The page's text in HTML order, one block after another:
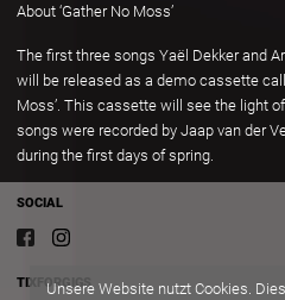
About ‘Gather No Moss’
The first three songs Yaël Dekker and
will be released as a demo cassette
Moss’. This cassette will see the light
songs were recorded by Jaap van der
during the first days of spring.
SOCIAL
TIXFORGIGS
Unsere Website nutzt Cookies.